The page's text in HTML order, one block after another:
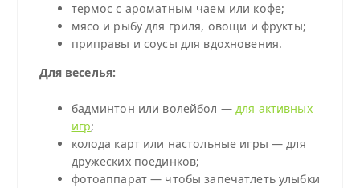
термос с ароматным чаем или кофе;
мясо и рыбу для гриля, овощи и фрукты;
приправы и соусы для вдохновения.
Для веселья:
бадминтон или волейбол —для активных
игр;
колода карт или настольные игры — для
дружеских поединков;
фотоаппарат — чтобы запечатлеть улыбки